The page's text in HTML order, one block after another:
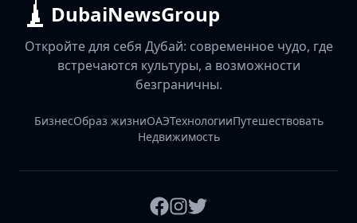
DubaiNewsGroup
Откройте для себя Дубай: современное чудо, где
встречаются культуры, а возможности
безграничны.
БизнесОбраз жизниОАЭТехнологииПутешествовать
Недвижимость